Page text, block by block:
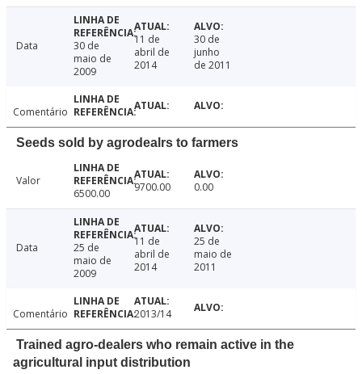
Data
30 de
maio de
2009
11 de
abril de
2014
30 de
junho
de 2011
Comentário
Seeds sold by agrodealrs to farmers
Valor
6500.00
9700.00 0.00
Data
25 de
maio de
2009
11 de
abril de
2014
25 de
maio de
2011
Comentário 2013/14
Trained agro-dealers who remain active in the
agricultural input distribution